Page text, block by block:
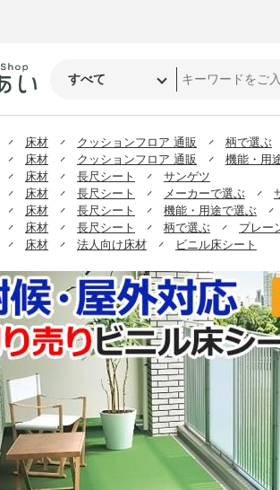
床材 クッションフロア 通販
柄で選ぶ
床材 クッションフロア 通販
機能・用
床材 長尺シート
サンゲツ
床材 長尺シート メーカーで選ぶ
床材 長尺シート
機能・用途で選ぶ
床材 長尺シート 柄で選ぶ
プレー
床材 法人向け床材 ビニル床シート